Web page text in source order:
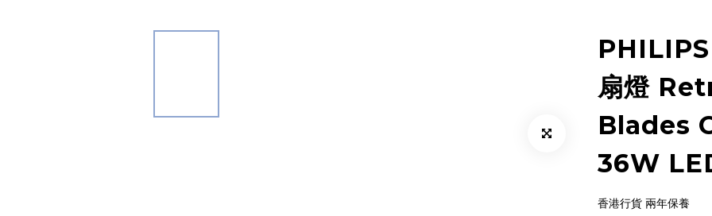
扇燈
Blades
36W
香港行貨 兩年保養